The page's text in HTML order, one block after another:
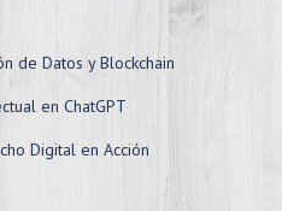
de Datos y Blockchain
en ChatGPT
Digital en Acción